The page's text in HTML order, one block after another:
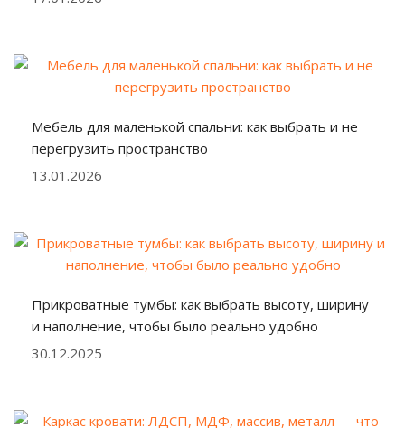
Мебель для маленькой спальни: как выбрать и не
перегрузить пространство
13.01.2026
Прикроватные тумбы: как выбрать высоту, ширину
и наполнение, чтобы было реально удобно
30.12.2025